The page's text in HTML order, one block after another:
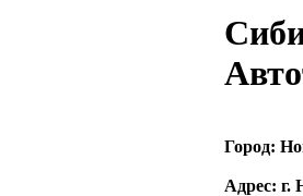
Город:
Адрес: г.